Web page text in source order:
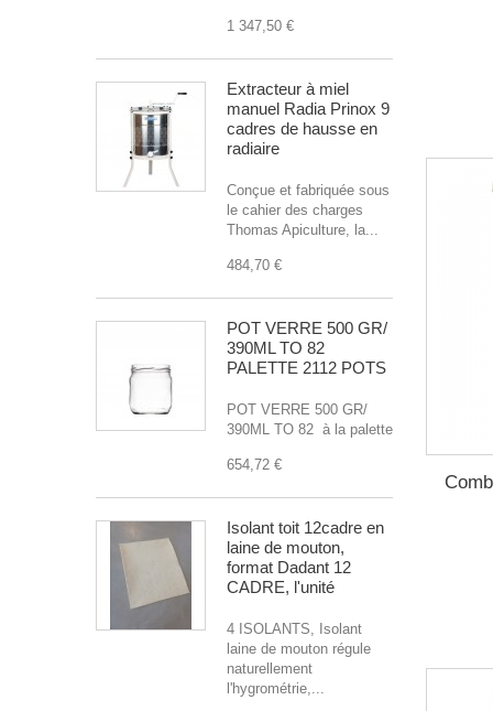
1 347,50 €
Extracteur à miel
manuel Radia Prinox 9
cadres de hausse en
radiaire
Conçue et fabriquée sous
le cahier des charges
Thomas Apiculture, la...
484,70 €
POT VERRE 500 GR/
390ML TO 82
PALETTE 2112 POTS
POT VERRE 500 GR/
390ML TO 82 à la palette
654,72 €
Isolant toit 12cadre en
laine de mouton,
format Dadant 12
CADRE, l'unité
4 ISOLANTS, Isolant
laine de mouton régule
naturellement
l'hygrométrie,...